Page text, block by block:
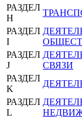
РАЗДЕЛ
H
РАЗДЕЛ
I
РАЗДЕЛ
J
СВЯЗИ
РАЗДЕЛ
K
РАЗДЕЛ
L